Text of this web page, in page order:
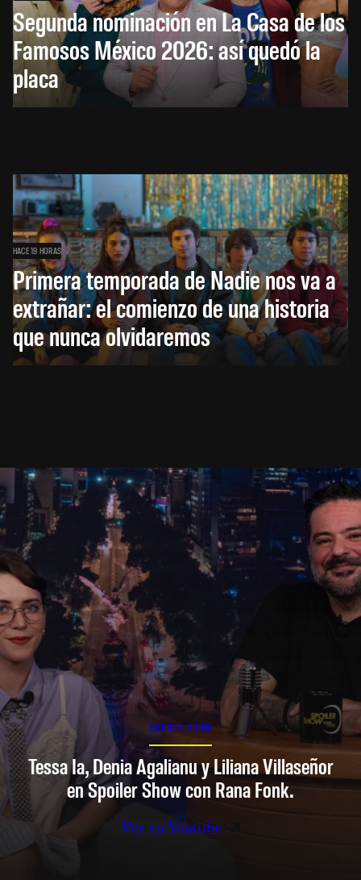
Segunda nominación en La Casa de los
Famosos México 2026: así quedó la
placa
HACE 19 HORAS
Primera temporada de Nadie nos va a
extrañar: el comienzo de una historia
que nunca olvidaremos
SPOILER SHOW
Tessa Ia, Denia Agalianu y Liliana Villaseñor
en Spoiler Show con Rana Fonk.
Ver en Youtube